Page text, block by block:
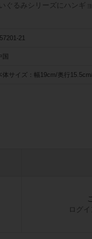
ぐるみシリーズにハンギ
21
国
体サイズ：幅19cm/奥行
ログイ